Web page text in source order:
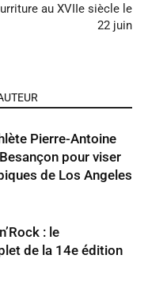
au XVIIe siècle le
22 juin
Pierre-Antoine
pour viser
de Los Angeles
: le
de la 14e édition